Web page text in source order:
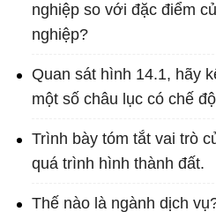
nghiệp so với đặc điểm
nghiệp?
Quan sát hình 14.1, hãy
một số châu lục có chế
Trình bày tóm tắt vai trò
quá trình hình thành đất.
Thế nào là ngành dịch